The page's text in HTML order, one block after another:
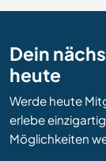
Dein
heute
Werde heute
erlebe
Möglichkeiten